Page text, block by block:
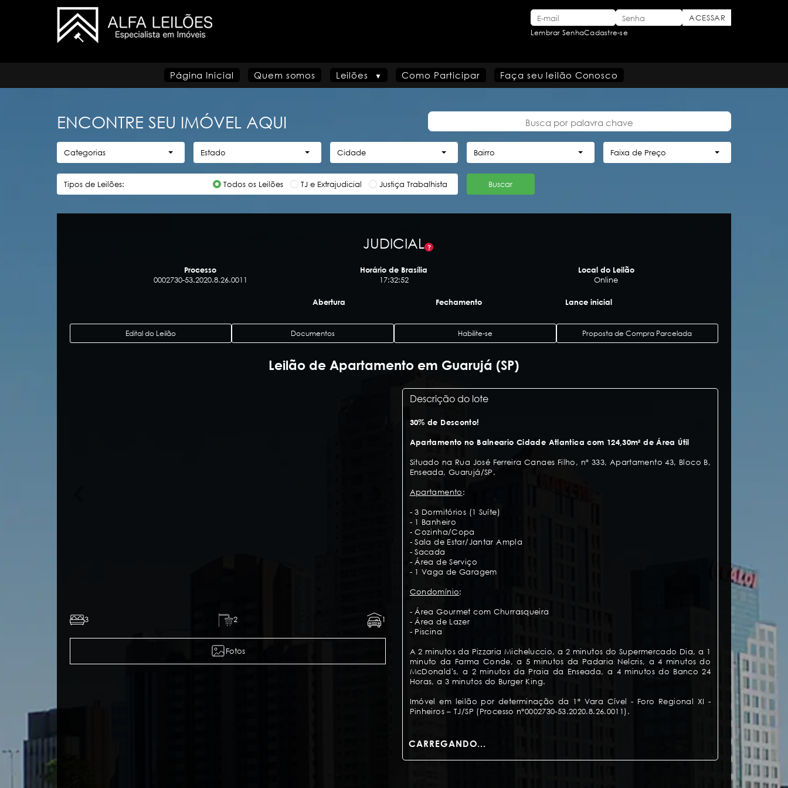
Lembrar SenhaCadastre-se
Página Inicial Quem somos Leilões Como Participar Faça seu leilão Conosco
ENCONTRE SEU IMÓVEL AQUI
Categorias Estado Cidade Bairro Faixa de Preço
Tipos de Leilões: Todos os Leilões TJ e Extrajudicial Justiça Trabalhista Buscar
JUDICIAL ?
Processo
0002730-53.2020.8.26.0011
Horário de Brasília
17:32:53
Local do Leilão
Online
Abertura Fechamento Lance inicial
Edital do Leilão Documentos Habilite-se Proposta de Compra Parcelada
Leilão de Apartamento em Guarujá (SP)
3 2 1
Fotos
Descrição do lote
30% de Desconto!
Apartamento no Balneario Cidade Atlantica com 124,30m² de Área Útil
Situado na Rua José Ferreira Canaes Filho, nº 333, Apartamento 43, Bloco B,
Enseada, Guarujá/SP.
Apartamento:
- 3 Dormitórios (1 Suíte)
- 1 Banheiro
- Cozinha/Copa
- Sala de Estar/Jantar Ampla
- Sacada
- Área de Serviço
- 1 Vaga de Garagem
Condomínio:
- Área Gourmet com Churrasqueira
- Área de Lazer
- Piscina
A 2 minutos da Pizzaria Micheluccio, a 2 minutos do Supermercado Dia, a 1
minuto da Farma Conde, a 5 minutos da Padaria Nelcris, a 4 minutos do
McDonald's, a 2 minutos da Praia da Enseada, a 4 minutos do Banco 24
Horas, a 3 minutos do Burger King.
Imóvel em leilão por determinação da 1ª Vara Cível - Foro Regional XI -
Pinheiros – TJ/SP (Processo n°0002730-53.2020.8.26.0011).
Lance Mínimo: R$ 241.555,53
Valor Mensal do IPTU (12 parcelas): R$ 673,08
CARREGANDO...